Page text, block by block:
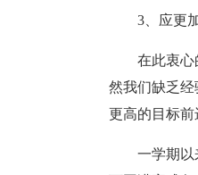
3、应更
在此衷心
然我们缺乏
更高的目标前
一学期以